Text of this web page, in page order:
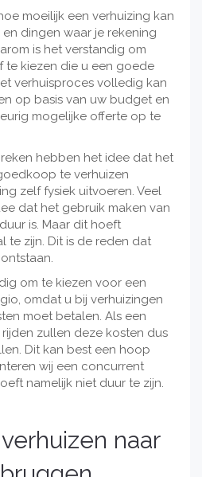
moeilijk een verhuizing kan
dingen waar je rekening
is het verstandig om
te kiezen die u een goede
verhuisproces volledig kan
op basis van uw budget en
mogelijke offerte op te
hebben het idee dat het
te verhuizen
zelf fysiek uitvoeren. Veel
dat het gebruik maken van
is. Maar dit hoeft
te zijn. Dit is de reden dat
om te kiezen voor een
omdat u bij verhuizingen
moet betalen. Als een
zullen deze kosten dus
Dit kan best een hoop
wij een concurrent
namelijk niet duur te zijn.
naar